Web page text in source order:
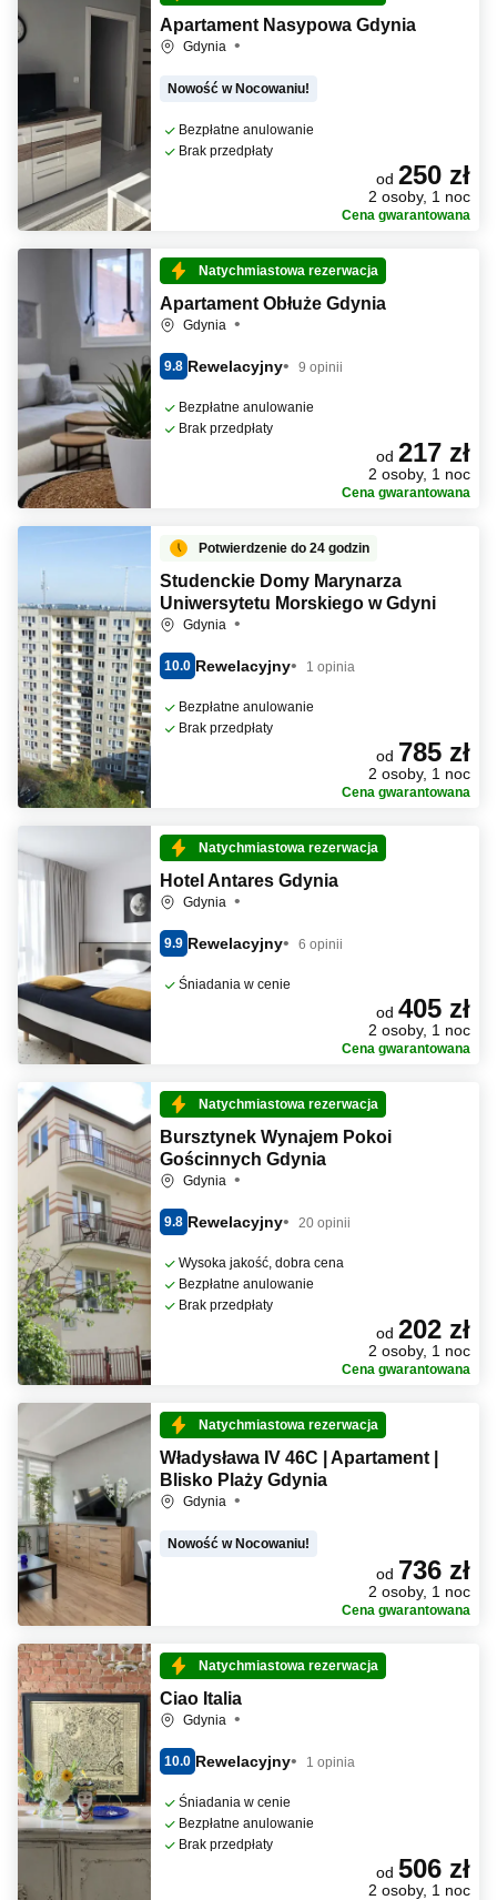
Apartament Nasypowa Gdynia
Gdynia
Nowość w Nocowaniu!
Bezpłatne anulowanie
Brak przedpłaty
od 250 zł
2 osoby, 1 noc
Cena gwarantowana
Natychmiastowa rezerwacja
Apartament Obłuże Gdynia
Gdynia
9.8 Rewelacyjny 9 opinii
Bezpłatne anulowanie
Brak przedpłaty
od 217 zł
2 osoby, 1 noc
Cena gwarantowana
Potwierdzenie do 24 godzin
Studenckie Domy Marynarza
Uniwersytetu Morskiego w Gdyni
Gdynia
10.0 Rewelacyjny 1 opinia
Bezpłatne anulowanie
Brak przedpłaty
od 785 zł
2 osoby, 1 noc
Cena gwarantowana
Natychmiastowa rezerwacja
Hotel Antares Gdynia
Gdynia
9.9 Rewelacyjny 6 opinii
Śniadania w cenie
od 405 zł
2 osoby, 1 noc
Cena gwarantowana
Natychmiastowa rezerwacja
Bursztynek Wynajem Pokoi
Gościnnych Gdynia
Gdynia
9.8 Rewelacyjny 20 opinii
Wysoka jakość, dobra cena
Bezpłatne anulowanie
Brak przedpłaty
od 202 zł
2 osoby, 1 noc
Cena gwarantowana
Natychmiastowa rezerwacja
Władysława IV 46C | Apartament |
Blisko Plaży Gdynia
Gdynia
Nowość w Nocowaniu!
od 736 zł
2 osoby, 1 noc
Cena gwarantowana
Natychmiastowa rezerwacja
Ciao Italia
Gdynia
10.0 Rewelacyjny 1 opinia
Śniadania w cenie
Bezpłatne anulowanie
Brak przedpłaty
od 506 zł
2 osoby, 1 noc